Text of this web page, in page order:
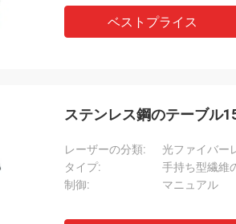
ベストプライス
ステンレス鋼のテーブル
レーザーの分類:
光ファイバー
タイプ:
手持ち型繊維
制御:
マニュアル